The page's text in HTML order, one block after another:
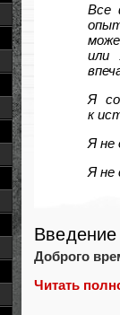
Все
или
Я
к
Я не
Я не
Введение
Доброго
Читать